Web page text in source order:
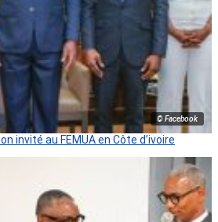
© Facebook
invité au FEMUA en Côte d’ivoire